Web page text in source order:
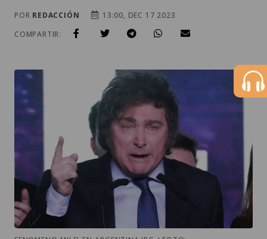
POR REDACCIÓN
13:00, DEC 17 2023
COMPARTIR: